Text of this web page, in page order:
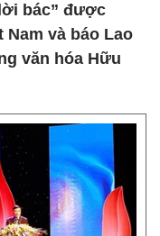
bác” được
và báo Lao
văn hóa Hữu